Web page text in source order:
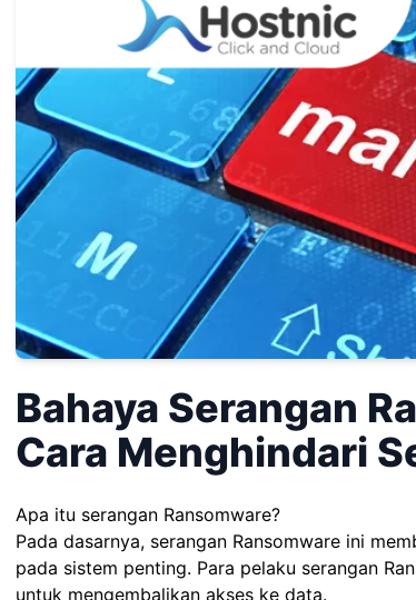
Bahaya Serangan
Cara Menghindari
Apa itu serangan Ransomware?
Pada dasarnya, serangan Ransomware ini
pada sistem penting. Para pelaku serangan
untuk mengembalikan akses ke data.